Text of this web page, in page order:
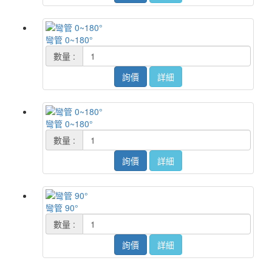
彎管 0~180°
數量 :
詢價
詳細
彎管 0~180°
數量 :
詢價
詳細
彎管 90°
數量 :
詢價
詳細